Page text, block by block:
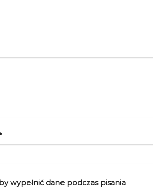
wypełnić dane podczas pisania